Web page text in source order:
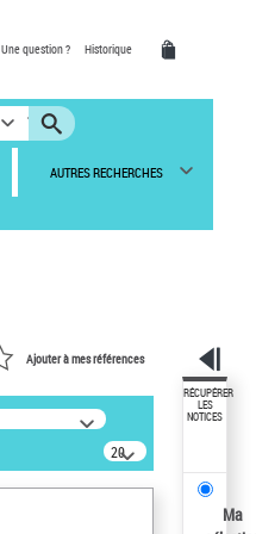
Une question ? Historique
AUTRES RECHERCHES
Ajouter à mes références
20
résultats/page
RÉCUPÉRER
LES
NOTICES
Ma